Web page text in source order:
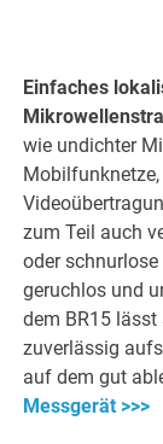
Einfaches
wie undichter
zum Teil auch
oder
geruchlos und
dem BR15
zuverlässig
auf dem gut
Messgerät >>>